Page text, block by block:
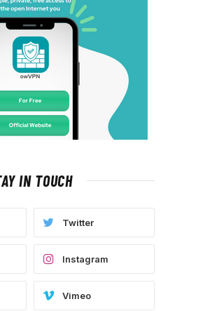
IN TOUCH
Twitter
Instagram
Vimeo